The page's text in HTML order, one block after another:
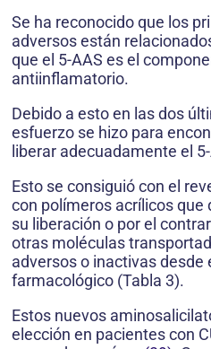
Se ha reconocido que los
adversos están
que el 5-AAS es el
antiinflamatorio.
Debido a esto en las dos
esfuerzo se hizo para
liberar adecuadamente el
Esto se consiguió con el
con polímeros acrílicos que
su liberación o por el
otras moléculas
adversos o inactivas desde
farmacológico (Tabla 3).
Estos nuevos
elección en pacientes con